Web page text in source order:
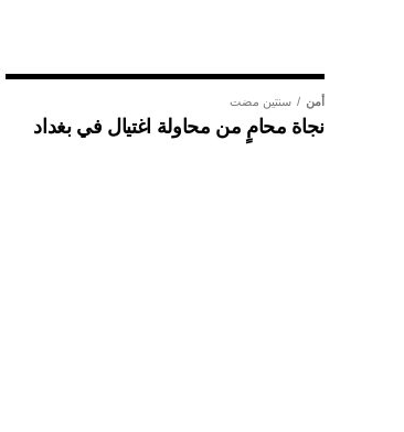
أمن سنتين مضت
نجاة محامٍ من محاولة اغتيال في بغداد